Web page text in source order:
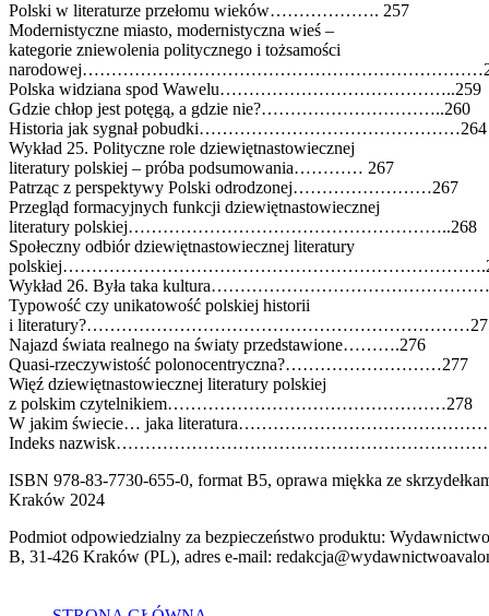
Polski w literaturze przełomu wieków………………. 257
Modernistyczne miasto, modernistyczna wieś –
kategorie zniewolenia politycznego i tożsamości
Polska widziana spod Wawelu…………………………………..259
Gdzie chłop jest potęgą, a gdzie nie?…………………………..260
Historia jak sygnał pobudki………………………………………264
Wykład 25. Polityczne role dziewiętnastowiecznej
literatury polskiej – próba podsumowania………… 267
Patrząc z perspektywy Polski odrodzonej……………………267
Przegląd formacyjnych funkcji dziewiętnastowiecznej
literatury polskiej………………………………………………..268
Społeczny odbiór dziewiętnastowiecznej literatury
Wykład 26. Była taka
Typowość czy unikatowość polskiej historii
i
Najazd świata realnego na światy przedstawione……….276
Quasi-rzeczywistość polonocentryczna?………………………277
Więź dziewiętnastowiecznej literatury polskiej
z polskim czytelnikiem…………………………………………278
W jakim świecie… jaka
Indeks
ISBN 978-83-7730-655-0, format B5, oprawa miękka ze
Kraków 2024
Podmiot odpowiedzialny za bezpieczeństwo produktu:
B, 31-426 Kraków (PL), adres e-mail: